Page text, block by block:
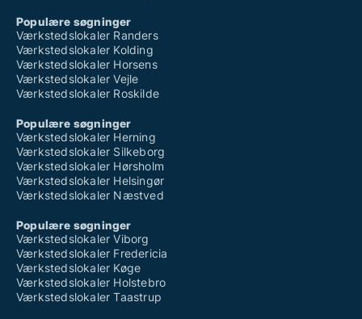
Populære søgninger
Værkstedslokaler Randers
Værkstedslokaler Kolding
Værkstedslokaler Horsens
Værkstedslokaler Vejle
Værkstedslokaler Roskilde
Populære søgninger
Værkstedslokaler Herning
Værkstedslokaler Silkeborg
Værkstedslokaler Hørsholm
Værkstedslokaler Helsingør
Værkstedslokaler Næstved
Populære søgninger
Værkstedslokaler Viborg
Værkstedslokaler Fredericia
Værkstedslokaler Køge
Værkstedslokaler Holstebro
Værkstedslokaler Taastrup